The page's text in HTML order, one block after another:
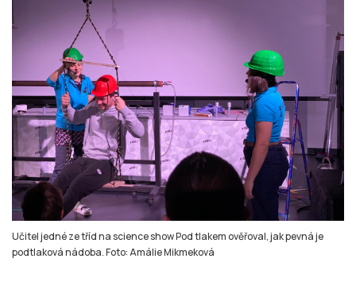
Učitel jedné ze tříd na science show Pod tlakem ověřoval, jak pevná je
podtlaková nádoba. Foto: Amálie Mikmeková